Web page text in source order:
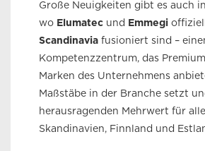
Große Neuigkeiten gibt es auch in
wo Elumatec und Emmegi
Scandinavia fusioniert sind –
Kompetenzzentrum, das
Marken des Unternehmens
Maßstäbe in der Branche setzt
herausragenden Mehrwert für
Skandinavien, Finnland und